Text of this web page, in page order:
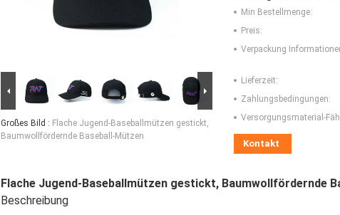
Großes Bild : Flache Jugend-Baseballmützen gestickt,
Baumwollfördernde Baseball-Mützen
Min Bestellmenge:
Preis:
Verpackung
Lieferzeit:
Zahlungsbedingungen:
Versorgungsmaterial-
Kontakt
Flache Jugend-Baseballmützen gestickt, Baumwollfördernde
Beschreibung